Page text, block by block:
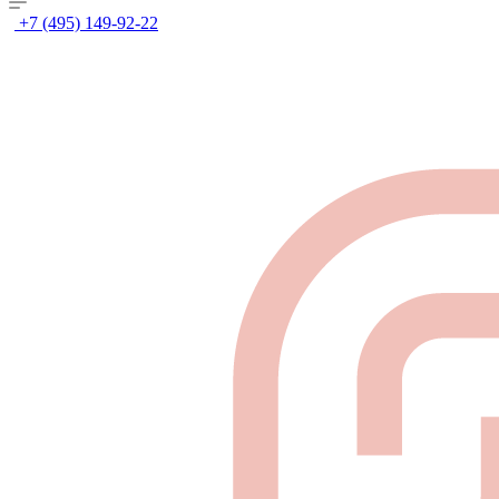
+7 (495) 149-92-22